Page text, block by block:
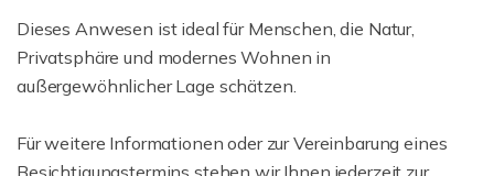
Dieses Anwesen ist ideal für Menschen, die Natur,
Privatsphäre und modernes Wohnen in
außergewöhnlicher Lage schätzen.
Für weitere Informationen oder zur Vereinbarung eines
Besichtigungstermins stehen wir Ihnen jederzeit zur